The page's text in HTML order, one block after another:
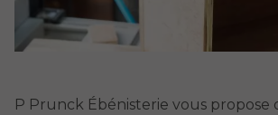
P Prunck Ébénisterie vous propose